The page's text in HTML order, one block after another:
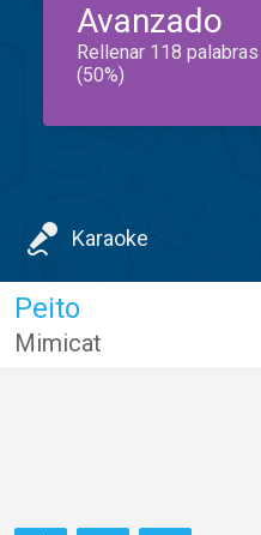
Avanzado
Rellenar 118
(50%)
Karaoke
Peito
Mimicat